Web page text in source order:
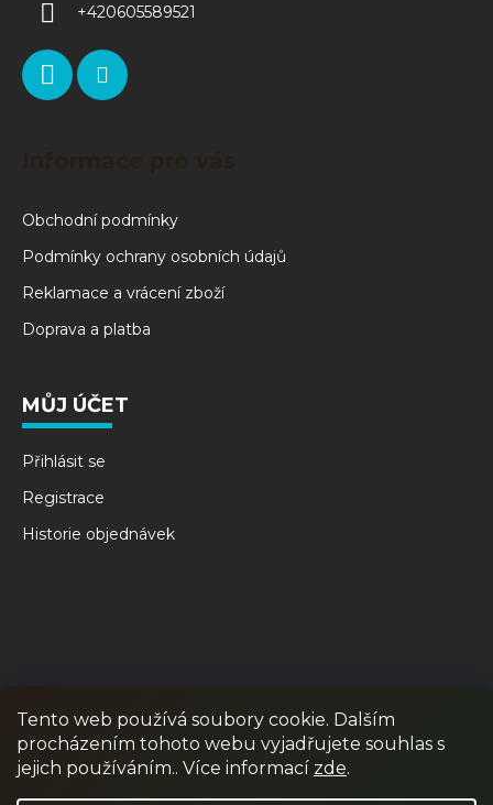
Tento web používá soubory cookie. Dalším
procházením tohoto webu vyjadřujete souhlas s
jejich používáním.. Více informací zde.
+420605589521
Obchodní podmínky
Podmínky ochrany osobních údajů
Reklamace a vrácení zboží
Doprava a platba
MŮJ ÚČET
Přihlásit se
Registrace
Historie objednávek
RPR GAMES PAINTBALL JUNIOR PAINTBALL